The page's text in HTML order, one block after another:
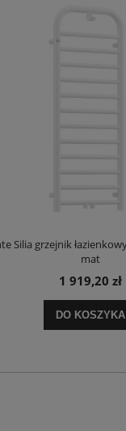
Silia grzejnik
mat
1 919,20 zł
DO KOSZYKA